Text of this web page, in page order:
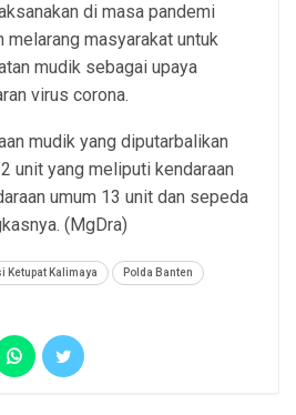
di masa pandemi
masyarakat untuk
mudik sebagai upaya
virus corona.
mudik yang diputarbalikan
unit yang meliputi kendaraan
umum 13 unit dan sepeda
(MgDra)
Ketupat Kalimaya Polda Banten